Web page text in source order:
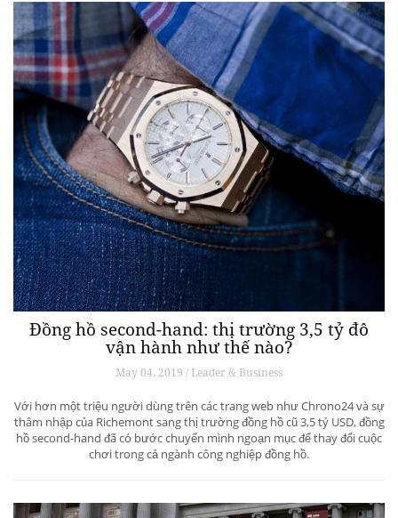
Đồng hồ second-hand: thị trường 3,5 tỷ đô
vận hành như thế nào?
May 04, 2019 / Leader & Business
Với hơn một triệu người dùng trên các trang web như Chrono24 và sự
thâm nhập của Richemont sang thị trường đồng hồ cũ 3,5 tỷ USD, đồng
hồ second-hand đã có bước chuyển mình ngoạn mục để thay đổi cuộc
chơi trong cả ngành công nghiệp đồng hồ.